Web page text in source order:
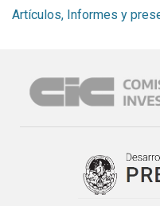
Artículos, Informes y